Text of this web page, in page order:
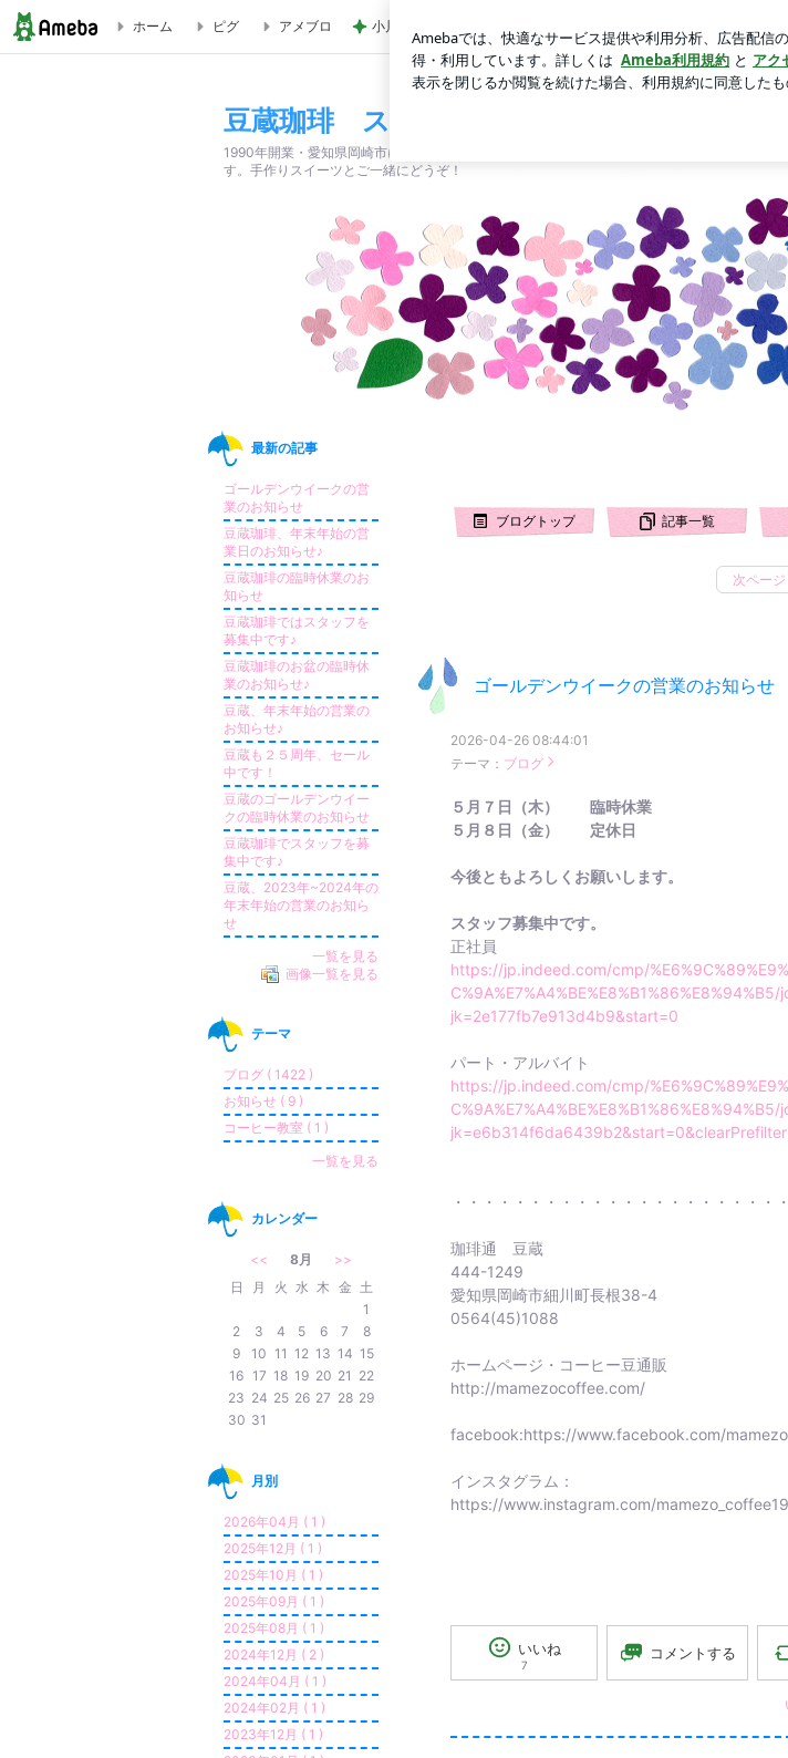
ホーム ピグ アメブロ 小川菜摘 可愛いピカチュウバーガー
豆蔵珈琲 スタッフブログ
1990年開業・愛知県岡崎市にある、自家焙煎スペシャリティコーヒー専門の喫茶店です。オ
す。手作りスイーツとご一緒にどうぞ！
ブログトップ 記事一覧
次ページ
ゴールデンウイークの営業のお知らせ
2026-04-26 08:44:01
テーマ： ブログ
５月７日（木） 臨時休業
５月８日（金） 定休日
今後ともよろしくお願いします。
スタッフ募集中です。
正社員
https://jp.indeed.com/cmp/
C%9A%E7%A4%BE%E8%B1%86%E8%94%B5/
jk=2e177fb7e913d4b9&start=0
パート・アルバイト
https://jp.indeed.com/cmp/
C%9A%E7%A4%BE%E8%B1%86%E8%94%B5/
・・・・・・・・・・・・・・・・・・・・・
珈琲通 豆蔵
444-1249
愛知県岡崎市細川町長根38-4
0564(45)1088
ホームページ・コーヒー豆通販
http://mamezocoffee.com/
facebook:https://www.facebook.com/
インスタグラム：
https://www.instagram.com/
いいね
7
コメントする
最新の記事
ゴールデンウイークの営
業のお知らせ
豆蔵珈琲、年末年始の営
業日のお知らせ♪
豆蔵珈琲の臨時休業のお
知らせ
豆蔵珈琲ではスタッフを
募集中です♪
豆蔵珈琲のお盆の臨時休
業のお知らせ♪
豆蔵、年末年始の営業の
お知らせ♪
豆蔵も２５周年、セール
中です！
豆蔵のゴールデンウイー
クの臨時休業のお知らせ
豆蔵珈琲でスタッフを募
集中です♪
豆蔵、2023年~2024年の
年末年始の営業のお知ら
せ
一覧を見る
画像一覧を見る
テーマ
ブログ ( 1422 )
お知らせ ( 9 )
コーヒー教室 ( 1 )
一覧を見る
カレンダー
<< 8月
>>
日
月 火 水 木 金 土
1
2
3 4 5 6 7
8
9
10 11 12 13 14 15
16 17 18 19 20 21 22
23 24 25 26 27 28 29
30 31
月別
2026年04月 ( 1 )
2025年12月 ( 1 )
2025年10月 ( 1 )
2025年09月 ( 1 )
2025年08月 ( 1 )
2024年12月 ( 2 )
2024年04月 ( 1 )
2024年02月 ( 1 )
2023年12月 ( 1 )